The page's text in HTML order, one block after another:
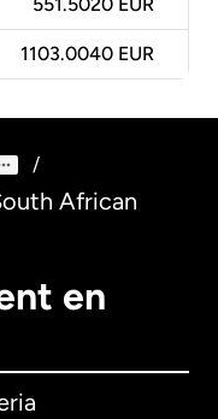
551.5020 EUR
1103.0040 EUR
/
African
en